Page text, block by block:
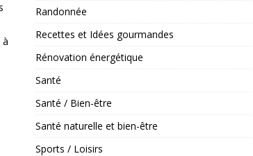
à
Randonnée
Recettes et Idées gourmandes
Rénovation énergétique
Santé
Santé / Bien-être
Santé naturelle et bien-être
Sports / Loisirs